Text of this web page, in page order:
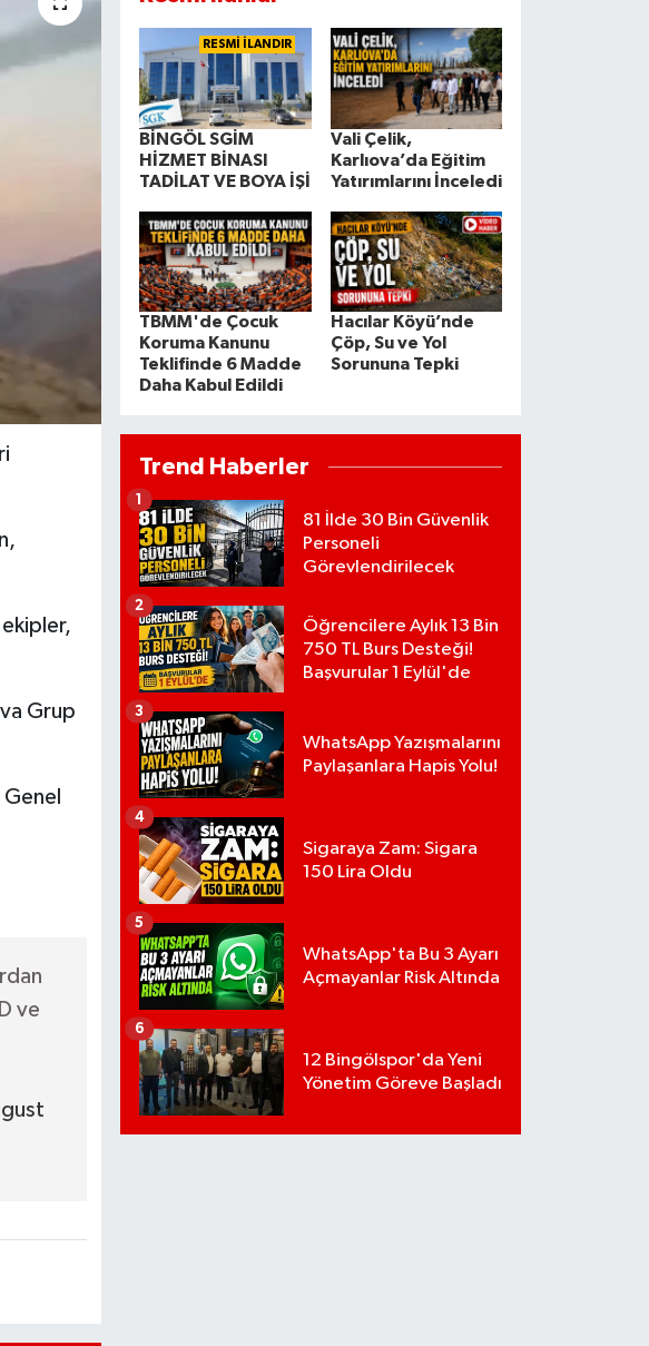
Grup
ve
RESMİ İLANDIR
BİNGÖL SGİM
HİZMET BİNASI
TADİLAT VE BOYA İŞİ
Vali Çelik,
Karlıova’da Eğitim
Yatırımlarını İnceledi
TBMM'de Çocuk
Koruma Kanunu
Teklifinde 6 Madde
Daha Kabul Edildi
Hacılar Köyü’nde
Çöp, Su ve Yol
Sorununa Tepki
Trend Haberler
81 İlde 30 Bin Güvenlik
Personeli
Görevlendirilecek
1
Öğrencilere Aylık 13 Bin
750 TL Burs Desteği!
Başvurular 1 Eylül'de
2
WhatsApp Yazışmalarını
Paylaşanlara Hapis Yolu!
3
Sigaraya Zam: Sigara
150 Lira Oldu
4
WhatsApp'ta Bu 3 Ayarı
Açmayanlar Risk Altında
5
12 Bingölspor'da Yeni
Yönetim Göreve Başladı
6